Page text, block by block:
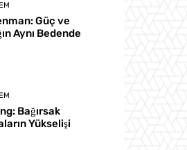
Güç ve
Aynı Bedende
Bağırsak
Yükselişi